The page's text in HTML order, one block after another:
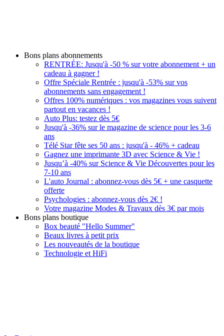
Bons plans abonnements
RENTRÉE: Jusqu'à -50 % sur votre abonnement + un
cadeau à gagner !
Offre Spéciale Rentrée : jusqu'à -53% sur vos
abonnements sans engagement !
Offres 100% numériques : vos magazines vous suivent
partout en vacances !
Auto Plus: testez dès 5€
Jusqu'à -36% sur le magazine de science pour les 3-6
ans
Télé Star fête ses 50 ans : jusqu'à - 46% + cadeau
Gagnez une imprimante 3D avec Science & Vie !
Jusqu’à -40% sur Science & Vie Découvertes pour les
7-10 ans
L'auto Journal : abonnez-vous dès 5€ + une casquette
offerte
Psychologies : abonnez-vous dès 2€ !
Votre magazine Modes & Travaux dès 3€ par mois
Bons plans boutique
Box beauté "Hello Summer"
Beaux livres à petit prix
Les nouveautés de la boutique
Technologie et HiFi